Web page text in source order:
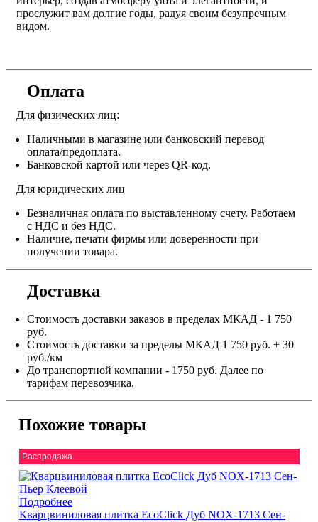
прослужит вам долгие годы, радуя своим безупречным
видом.
Оплата
Для физических лиц:
Наличными в магазине или банковский перевод
оплата/предоплата.
Банковской картой или через QR-код.
Для юридических лиц
Безналичная оплата по выставленному счету. Работаем
с НДС и без НДС.
Наличие, печати фирмы или доверенности при
получении товара.
Доставка
Стоимость доставки заказов в пределах МКАД - 1 750
руб.
Стоимость доставки за пределы МКАД 1 750 руб. + 30
руб./км
До транспортной компании - 1750 руб. Далее по
тарифам перевозчика.
Похожие товары
Распродажа
Подробнее
Кварцвиниловая плитка EcoClick Дуб NOX-1713 Сен-